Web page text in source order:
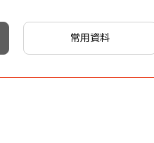
常用資料